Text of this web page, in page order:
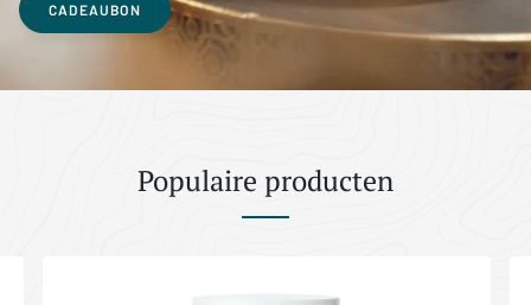
CADEAUBON
Populaire producten